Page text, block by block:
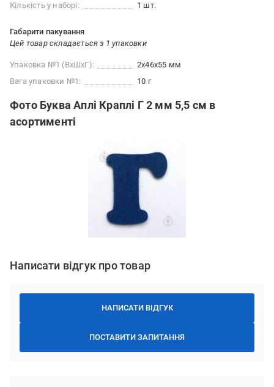
Кількість у наборі: 1 шт.
Габарити пакування
Цей товар складається з 1 упаковки
Упаковка №1 (ВхШхГ):
2x46x55 мм
Вага упаковки №1:
10 г
Фото Буква Аплі Краплі Г 2 мм 5,5 см в
асортименті
Написати відгук про товар
НАПИСАТИ ВІДГУК
ПОСТАВИТИ ЗАПИТАННЯ